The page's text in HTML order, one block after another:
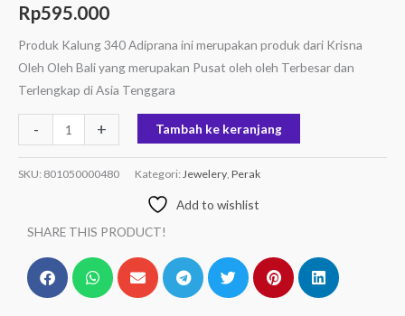
Rp595.000
Produk Kalung 340 Adiprana ini merupakan produk dari Krisna
Oleh Oleh Bali yang merupakan Pusat oleh oleh Terbesar dan
Terlengkap di Asia Tenggara
- + Tambah ke keranjang
SKU: 801050000480 Kategori: Jewelery Perak
Add to wishlist
SHARE THIS PRODUCT!